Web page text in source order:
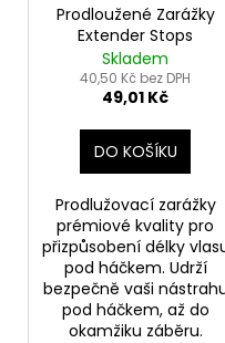
Prodloužené Zarážky
Extender Stops
Skladem
40,50 Kč bez DPH
49,01 Kč
DO KOŠÍKU
Prodlužovací zarážky
prémiové kvality pro
přizpůsobení délky
pod háčkem. Udrží
bezpečně vaši
pod háčkem, až do
okamžiku záběru.